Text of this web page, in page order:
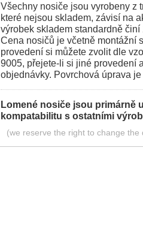
Všechny nosiče jsou vyrobeny z
které nejsou skladem, závisí na
výrobek skladem standardně
Cena nosičů je včetně montážní
provedení si můžete zvolit dle
9005, přejete-li si jiné provedení
objednávky. Povrchová úprava
Lomené nosiče jsou primárně
kompatabilitu s ostatními
(we reserve the right to change